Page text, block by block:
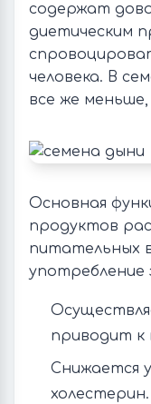
содержат
диетическим
человека. В
все же
Основная
продуктов
питательных
приводит к
Снижается
холестерин.